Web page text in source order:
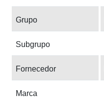
Grupo
Subgrupo
Fornecedor
Marca